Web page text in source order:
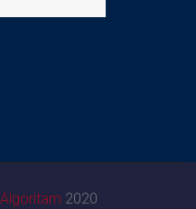
2020